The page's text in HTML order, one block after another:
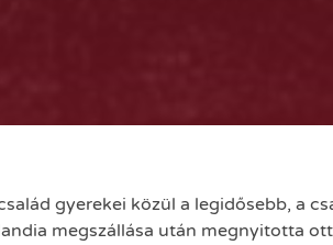
gyerekei közül a legidősebb, a
megszállása után megnyitotta